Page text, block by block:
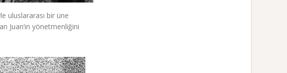
uluslararası bir üne
Juan’ın yönetmenliğini